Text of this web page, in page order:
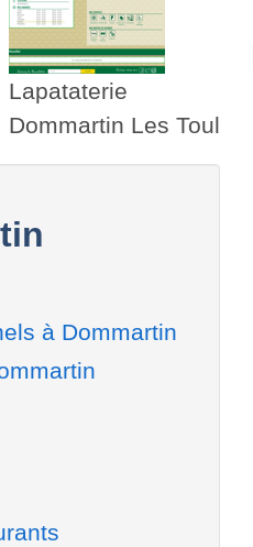
Lapataterie
Dommartin Les Toul
à Dommartin